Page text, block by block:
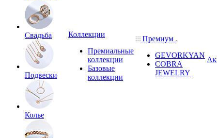
Свадьба
Подвески
Колье
Коллекции
Премиальные
коллекции
Базовые
коллекции
Премиум
GEVORKYAN
COBRA
JEWELRY